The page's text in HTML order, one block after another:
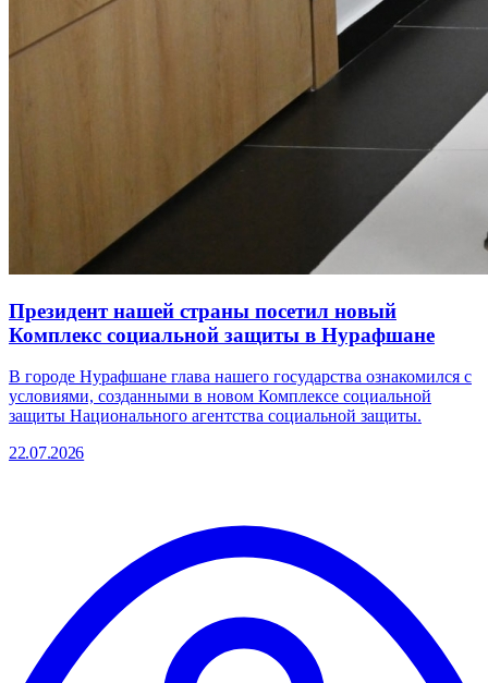
Президент нашей страны посетил новый
Комплекс социальной защиты в Нурафшане
В городе Нурафшане глава нашего государства ознакомился с
условиями, созданными в новом Комплексе социальной
защиты Национального агентства социальной защиты.
22.07.2026